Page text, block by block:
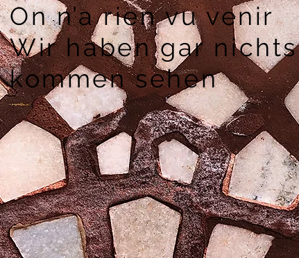
On n’a rien vu venir
Wir haben gar nichts
kommen sehen